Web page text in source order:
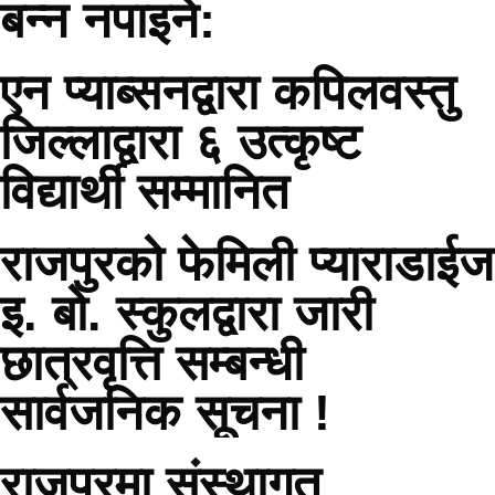
बन्न नपाइने:
एन प्याब्सनद्वारा कपिलवस्तु
जिल्लाद्वारा ६ उत्कृष्ट
विद्यार्थी सम्मानित
राजपुरको फेमिली प्याराडाईज
इ. बो. स्कुलद्वारा जारी
छात्रवृत्ति सम्बन्धी
सार्वजनिक सूचना !